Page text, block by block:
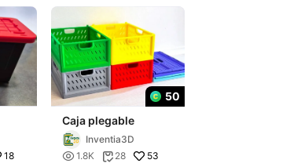
18
50
Caja plegable
Inventia3D
 1.8K  28 53